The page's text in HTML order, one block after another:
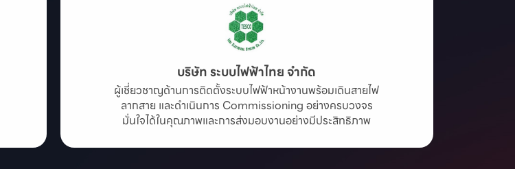
บริษัท ระบบไฟฟ้าไทย จำกัด
ผู้เชี่ยวชาญด้านการติดตั้งระบบไฟฟ้าหน้างานพร้อมเดินสายไฟ
ลากสาย และดำเนินการ Commissioning อย่างครบวงจร
มั่นใจได้ในคุณภาพและการส่งมอบงานอย่างมีประสิทธิภาพ